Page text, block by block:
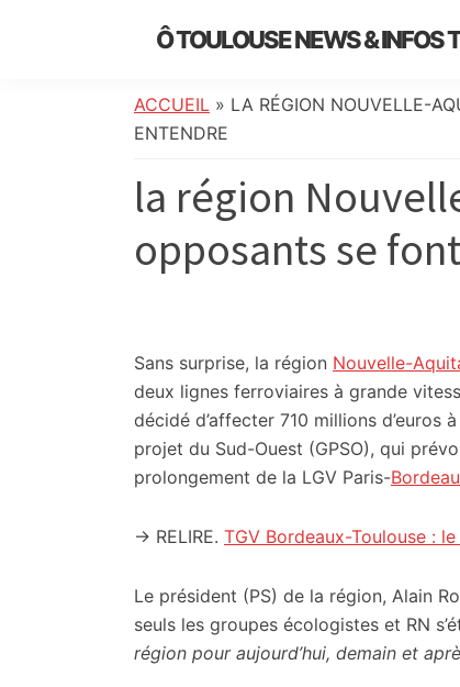
Ô TOULOUSE NEWS & INFOS
de
l’actualité
info
locale,
société,
faits
divers
et
initiatives
citoyennes
ACCUEIL » LA RÉGION NOUVELLE-
ENTENDRE
la région
opposants se
Sans surprise, la région Nouvelle-
deux lignes ferroviaires à grande
décidé d’affecter 710 millions d’euros
projet du Sud-Ouest (GPSO), qui
prolongement de la LGV Paris-
→ RELIRE. TGV Bordeaux-Toulouse :
Le président (PS) de la région, Alain
seuls les groupes écologistes et RN
région pour aujourd’hui, demain et